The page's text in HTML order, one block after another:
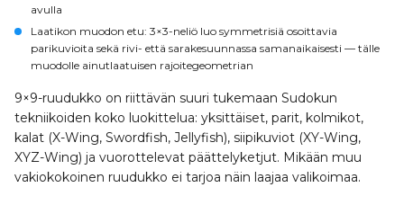
avulla
Laatikon muodon etu: 3×3-neliö luo symmetrisiä osoittavia
parikuvioita sekä rivi- että sarakesuunnassa samanaikaisesti — tälle
muodolle ainutlaatuisen rajoitegeometrian
9×9-ruudukko on riittävän suuri tukemaan Sudokun
tekniikoiden koko luokittelua: yksittäiset, parit, kolmikot,
kalat (X-Wing, Swordfish, Jellyfish), siipikuviot (XY-Wing,
XYZ-Wing) ja vuorottelevat päättelyketjut. Mikään muu
vakiokokoinen ruudukko ei tarjoa näin laajaa valikoimaa.